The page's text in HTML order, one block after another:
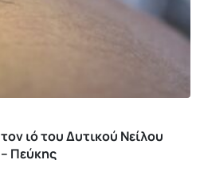
ιό του Δυτικού Νείλου
Πεύκης